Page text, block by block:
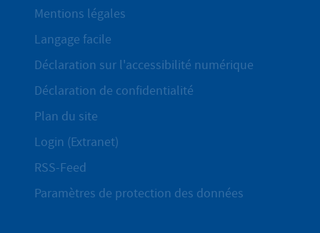
Mentions légales
Langage facile
Déclaration sur l'accessibilité numérique
Déclaration de confidentialité
Plan du site
Login (Extranet)
RSS-Feed
Paramètres de protection des données